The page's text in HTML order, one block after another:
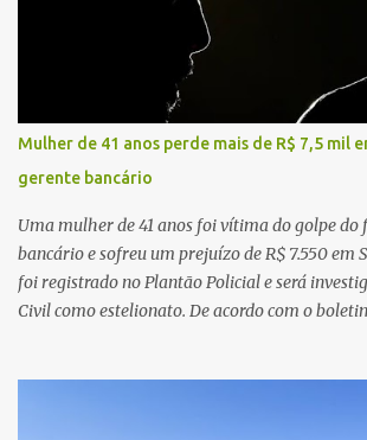
o Sistema Único de Saúde (SUS). Nos últimos
Federal tem ampliado investimentos
da atenção básica, da infraestrutura
regionalização dos serviços de saúde.
de demandas crescentes e recursos
principal missão da gestão pública não é
mas decidir melhor onde investir para
possível à população. Essa reflexão encontra
teoria da admini...
Mulher de 41 anos perde mais de R$ 7,5 mil
gerente bancário
Uma mulher de 41 anos foi vítima do golpe do
bancário e sofreu um prejuízo de R$ 7.550 em
foi registrado no Plantão Policial e será
Civil como estelionato. De acordo com o